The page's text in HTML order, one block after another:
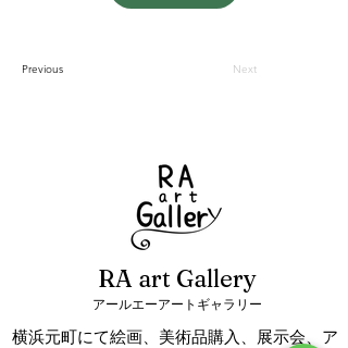
Previous Next
RA art Gallery
アールエーアートギャラリー
横浜元町にて絵画、美術品購入、展示会、ア